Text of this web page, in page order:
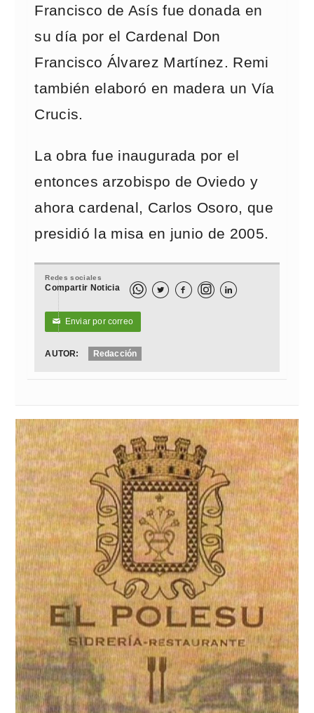
Francisco de Asís fue donada en
su día por el Cardenal Don
Francisco Álvarez Martínez. Remi
también elaboró en madera un Vía
Crucis.
La obra fue inaugurada por el
entonces arzobispo de Oviedo y
ahora cardenal, Carlos Osoro, que
presidió la misa en junio de 2005.
Redes sociales
Compartir Noticia   
✉ Enviar por correo
AUTOR: Redacción